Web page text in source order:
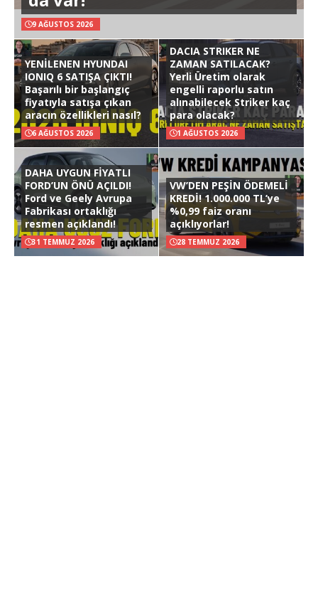
9 AĞUSTOS 2026
YENİLENEN HYUNDAI
IONIQ 6 SATIŞA ÇIKTI!
Başarılı bir başlangıç
fiyatıyla satışa çıkan
aracın özellikleri nasıl?
6 AĞUSTOS 2026
DACIA STRIKER NE
ZAMAN SATILACAK?
Yerli Üretim olarak
engelli raporlu satın
alınabilecek Striker kaç
para olacak?
1 AĞUSTOS 2026
DAHA UYGUN FİYATLI
FORD’UN ÖNÜ AÇILDI!
Ford ve Geely Avrupa
Fabrikası ortaklığı
resmen açıklandı!
31 TEMMUZ 2026
VW’DEN PEŞİN ÖDEMELİ
KREDİ! 1.000.000 TL’ye
%0,99 faiz oranı
açıklıyorlar!
28 TEMMUZ 2026